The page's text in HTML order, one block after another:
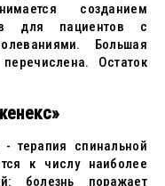
созданием
для пациентов с
Большая
Остаток
терапия спинальной
к числу наиболее
болезнь поражает